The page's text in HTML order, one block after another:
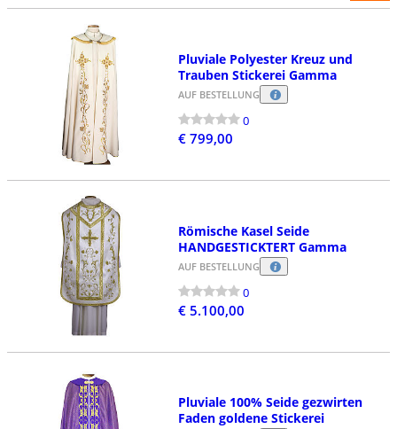
Pluviale Polyester Kreuz und
Trauben Stickerei Gamma
AUF BESTELLUNG
0
€ 799,00
Römische Kasel Seide
HANDGESTICKTERT Gamma
AUF BESTELLUNG
0
€ 5.100,00
Pluviale 100% Seide gezwirten
Faden goldene Stickerei